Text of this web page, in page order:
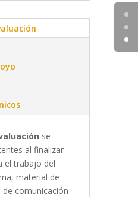
se
al finalizar
el trabajo del
material de
comunicación